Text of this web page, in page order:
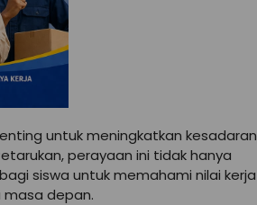
untuk meningkatkan kesadaran
perayaan ini tidak hanya
siswa untuk memahami nilai kerja
depan.